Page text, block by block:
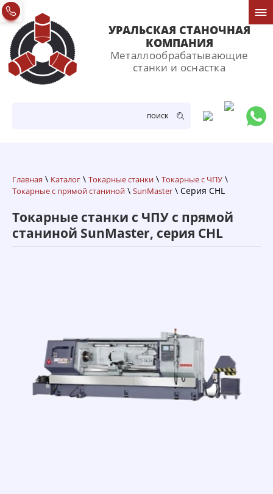
УРАЛЬСКАЯ СТАНОЧНАЯ
КОМПАНИЯ
Металлообрабатывающие
станки и оснастка
ПОИСК
Главная \ Каталог \ Токарные станки \ Токарные с ЧПУ \
Токарные с прямой станиной \ SunMaster \ Серия CHL
Токарные станки с ЧПУ с прямой
станиной SunMaster, серия CHL